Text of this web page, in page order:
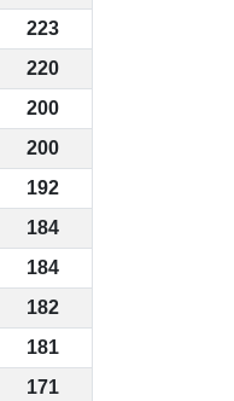
223
220
200
200
192
184
184
182
181
171